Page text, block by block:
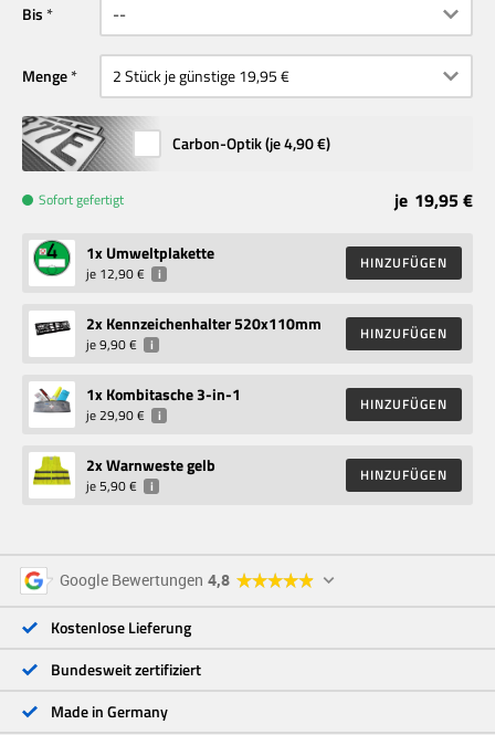
Bis
Menge
Carbon-Optik (je4,90 €)
Sofort gefertigt je 19,95 €
1x Umweltplakette
je 12,90 € i
HINZUFÜGEN
2x Kennzeichenhalter 520x110mm
je9,90 € i
HINZUFÜGEN
1x Kombitasche 3-in-1
je29,90 € i
HINZUFÜGEN
2x Warnweste gelb
je5,90 € i
HINZUFÜGEN
Google Bewertungen 4,8
4 Sterne
3 Sterne
<1 %
2 Sterne
1 Stern
<1 %
Kostenlose Lieferung
Bundesweit zertifiziert
Made in Germany